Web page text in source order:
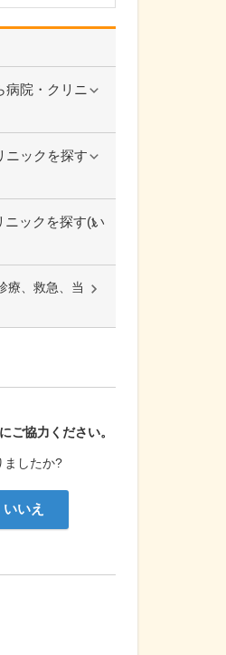
病院・クリニ
ニックを探す
ニックを探す(い
療、救急、当
ご協力ください。
ましたか?
いいえ